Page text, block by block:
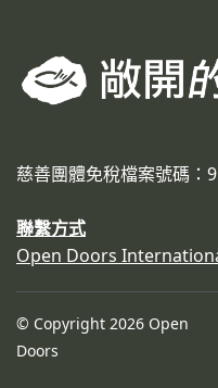
慈善團體免稅檔案號碼：
聯繫方式
Open Doors
© Copyright 2026 Open
Doors